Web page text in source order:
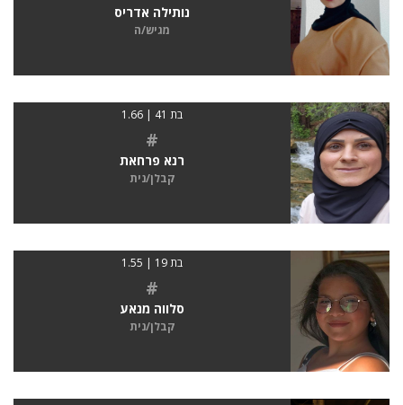
נותילה אדריס
מגיש/ה
בת 41 | 1.66
#
רנא פרחאת
קבלן/נית
בת 19 | 1.55
#
סלווה מנאע
קבלן/נית